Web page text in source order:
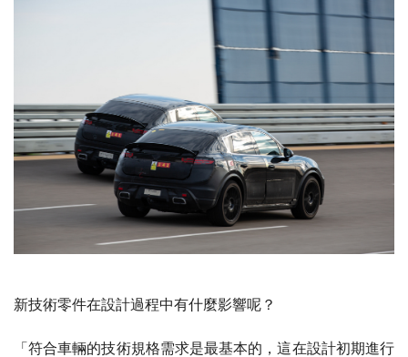
新技術零件在設計過程中有什麼影響呢？
「符合車輛的技術規格需求是最基本的，這在設計初期進行